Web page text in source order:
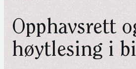
Opphavsrett
høytlesing i